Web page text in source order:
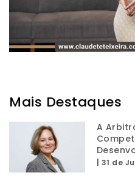
Mais Destaques
A
31 de